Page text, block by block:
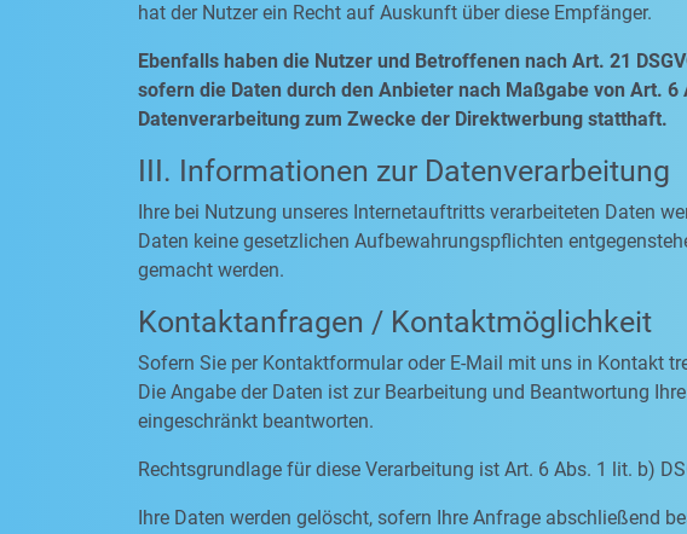
hat der Nutzer ein Recht auf Auskunft über diese Empfänger.
Ebenfalls haben die Nutzer und Betroffenen nach Art. 21
sofern die Daten durch den Anbieter nach Maßgabe von Art.
Datenverarbeitung zum Zwecke der Direktwerbung statthaft.
III. Informationen zur Datenverarbeitung
Ihre bei Nutzung unseres Internetauftritts verarbeiteten Daten
Daten keine gesetzlichen Aufbewahrungspflichten
gemacht werden.
Kontaktanfragen / Kontaktmöglichkeit
Sofern Sie per Kontaktformular oder E-Mail mit uns in Kontakt
Die Angabe der Daten ist zur Bearbeitung und Beantwortung
eingeschränkt beantworten.
Rechtsgrundlage für diese Verarbeitung ist Art. 6 Abs. 1 lit. b)
Ihre Daten werden gelöscht, sofern Ihre Anfrage abschließend